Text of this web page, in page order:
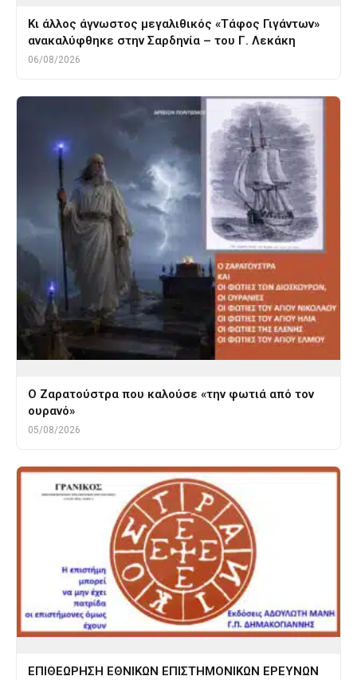
Κι άλλος άγνωστος μεγαλιθικός «Τάφος Γιγάντων»
ανακαλύφθηκε στην Σαρδηνία – του Γ. Λεκάκη
06/08/2026
Ο Ζαρατούστρα που καλούσε «την φωτιά από τον
ουρανό»
05/08/2026
ΕΠΙΘΕΩΡΗΣΗ ΕΘΝΙΚΩΝ ΕΠΙΣΤΗΜΟΝΙΚΩΝ ΕΡΕΥΝΩΝ